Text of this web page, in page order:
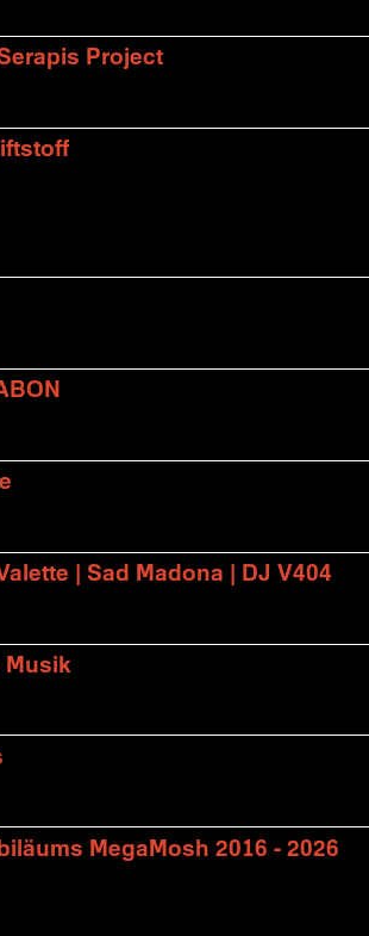
Project
| Sad Madona | DJ V404
MegaMosh 2016 - 2026